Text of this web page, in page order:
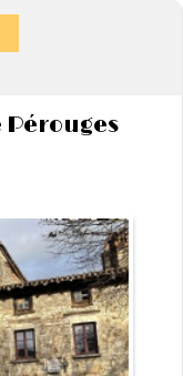
Pérouges